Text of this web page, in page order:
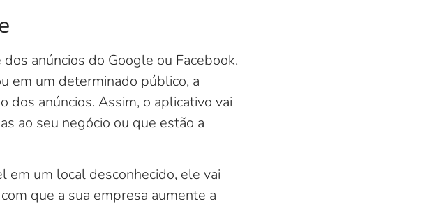
anúncios do Google ou Facebook.
em um determinado público, a
dos anúncios. Assim, o aplicativo vai
ao seu negócio ou que estão a
em um local desconhecido, ele vai
que a sua empresa aumente a